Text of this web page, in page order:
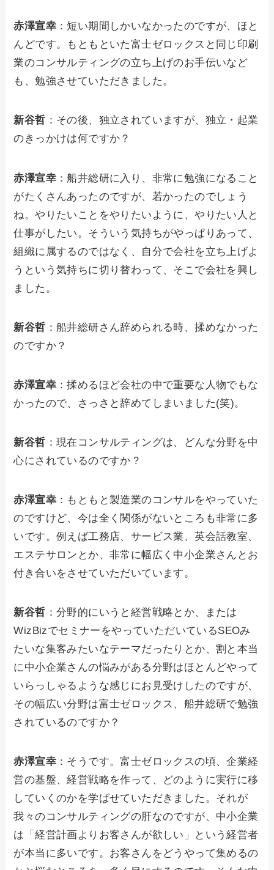
赤澤宣幸 ：短い期間しかいなかったのですが、ほと
んどです。もともといた富士ゼロックスと同じ印刷
業のコンサルティングの立ち上げのお手伝いなど
も、勉強させていただきました。
新谷哲 ：その後、独立されていますが、独立・起業
のきっかけは何ですか？
赤澤宣幸 ：船井総研に入り、非常に勉強になること
がたくさんあったのですが、若かったのでしょう
ね。やりたいことをやりたいように、やりたい人と
仕事がしたい。そういう気持ちがやっぱりあって、
組織に属するのではなく、自分で会社を立ち上げよ
うという気持ちに切り替わって、そこで会社を興し
ました。
新谷哲 ：船井総研さん辞められる時、揉めなかった
のですか？
赤澤宣幸 ：揉めるほど会社の中で重要な人物でもな
かったので、さっさと辞めてしまいました(笑)。
新谷哲 ：現在コンサルティングは、どんな分野を中
心にされているのですか？
赤澤宣幸 ：もともと製造業のコンサルをやっていた
のですけど、今は全く関係がないところも非常に多
いです。例えば工務店、サービス業、英会話教室、
エステサロンとか、非常に幅広く中小企業さんとお
付き合いをさせていただいています。
新谷哲 ：分野的にいうと経営戦略とか、または
WizBizでセミナーをやっていただいているSEOみ
たいな集客みたいなテーマだったりとか、割と本当
に中小企業さんの悩みがある分野はほとんどやって
いらっしゃるような感じにお見受けしたのですが、
その幅広い分野は富士ゼロックス、船井総研で勉強
されているのですか？
赤澤宣幸 ：そうです。富士ゼロックスの頃、企業経
営の基盤、経営戦略を作って、どのように実行に移
していくのかを学ばせていただきました。それが
我々のコンサルティングの肝なのですが、中小企業
は「経営計画よりお客さんが欲しい」という経営者
が本当に多いです。お客さんをどうやって集めるの